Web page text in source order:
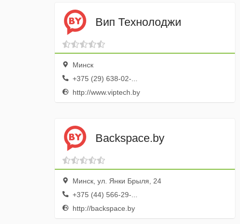
Вип Технолоджи
Минск
+375 (29) 638-02-...
http://www.viptech.by
Backspace.by
Минск, ул. Янки Брыля, 24
+375 (44) 566-29-...
http://backspace.by